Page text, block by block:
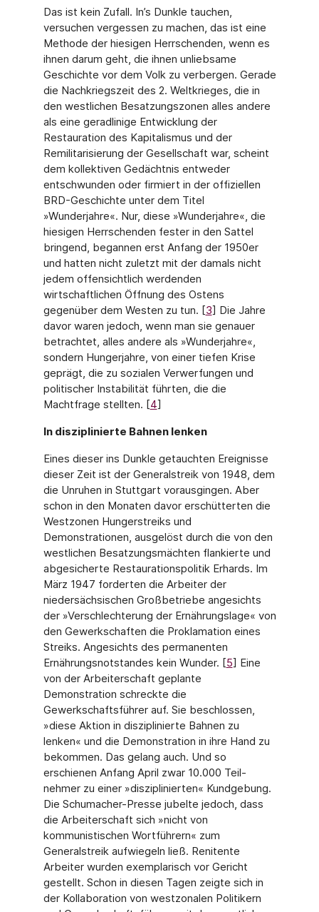
Das ist kein Zufall. In’s Dunkle tauchen,
versuchen vergessen zu machen, das ist eine
Methode der hiesigen Herrschenden, wenn es
ihnen darum geht, die ihnen unliebsame
Geschichte vor dem Volk zu verbergen. Gerade
die Nachkriegszeit des 2. Weltkrieges, die in
den westlichen Besatzungszonen alles andere
als eine geradlinige Entwicklung der
Restauration des Kapitalismus und der
Remilitarisierung der Gesellschaft war, scheint
dem kollektiven Gedächtnis entweder
entschwunden oder firmiert in der offiziellen
BRD-Geschichte unter dem Titel
»Wunderjahre«. Nur, diese »Wunderjahre«, die
hiesigen Herr­schenden fester in den Sattel
bringend, begannen erst Anfang der 1950er
und hatten nicht zuletzt mit der damals nicht
jedem offensichtlich werdenden
wirtschaftlichen Öffnung des Ostens
gegenüber dem Westen zu tun. [3] Die Jahre
davor waren jedoch, wenn man sie genauer
betrachtet, alles andere als »Wunderjahre«,
sondern Hungerjahre, von einer tiefen Krise
geprägt, die zu sozialen Verwerfungen und
politischer Instabilität führten, die die
Machtfrage stellten. [4]
In disziplinierte Bahnen lenken
Eines dieser ins Dunkle getauchten Ereignisse
dieser Zeit ist der Generalstreik von 1948, dem
die Unruhen in Stuttgart vorausgingen. Aber
schon in den Monaten davor erschütter­ten die
Westzonen Hungerstreiks und
Demonstrationen, ausgelöst durch die von den
west­lichen Besatzungsmächten flankierte und
abgesicherte Restaurationspolitik Erhards. Im
März 1947 forderten die Arbeiter der
niedersächsischen Großbetriebe angesichts
der »Ver­schlechterung der Ernährungslage« von
den Gewerkschaften die Proklamation eines
Streiks. Angesichts des permanenten
Ernährungsnotstandes kein Wunder. [5] Eine
von der Arbeiterschaft geplante
Demonstration schreckte die
Gewerkschaftsführer auf. Sie be­schlossen,
»diese Aktion in disziplinierte Bahnen zu
lenken« und die Demonstration in ihre Hand zu
bekommen. Das gelang auch. Und so
erschienen Anfang April zwar 10.000 Teil­
nehmer zu einer »disziplinierten« Kundgebung.
Die Schumacher-Presse jubelte jedoch, dass
die Arbeiterschaft sich »nicht von
kommunistischen Wortführern« zum
Generalstreik aufwiegeln ließ. Renitente
Arbeiter wurden exemplarisch vor Gericht
gestellt. Schon in die­sen Tagen zeigte sich in
der Kollaboration von westzonalen Politikern